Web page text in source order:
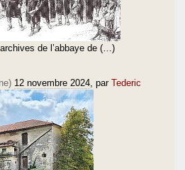
de l’abbaye de (…)
12 novembre 2024 , par Tederic